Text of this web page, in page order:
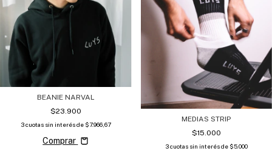
BEANIE NARVAL
$23.900
3cuotas sin interés de $7.966,67
Comprar
MEDIAS STRIP
$15.000
3cuotas sin interés de $5.000